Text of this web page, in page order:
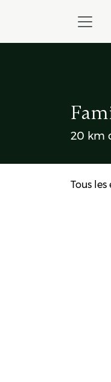
20 km
Tous